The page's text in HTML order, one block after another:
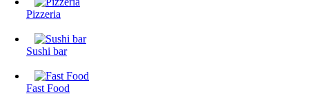
Pizzeria
Sushi bar
Fast Food